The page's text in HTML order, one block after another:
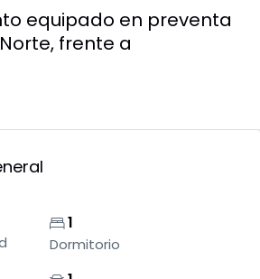
equipado en preventa
frente a
1
Dormitorio